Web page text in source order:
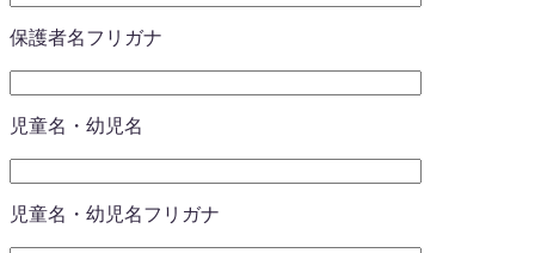
保護者名フリガナ
児童名・幼児名
児童名・幼児名フリガナ